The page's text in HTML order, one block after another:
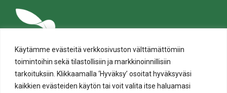
Käytämme evästeitä verkkosivuston välttämättömiin
toimintoihin sekä tilastollisiin ja markkinoinnillisiin
tarkoituksiin. Klikkaamalla ‘Hyväksy’ osoitat hyväksyväsi
kaikkien evästeiden käytön tai voit valita itse haluamasi